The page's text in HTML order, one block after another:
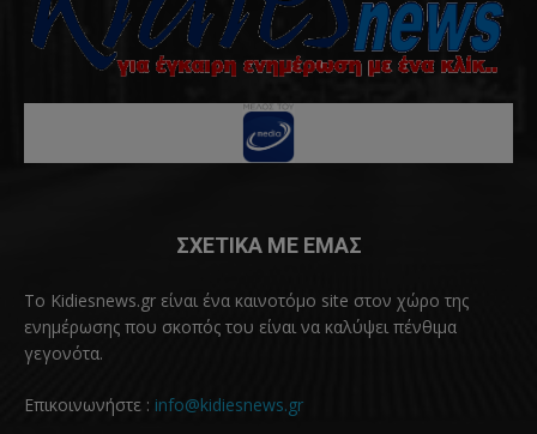
ΣΧΕΤΙΚΑ ΜΕ ΕΜΑΣ
Το Kidiesnews.gr είναι ένα καινοτόμο site στον χώρο της
ενημέρωσης που σκοπός του είναι να καλύψει πένθιμα
γεγονότα.
Επικοινωνήστε : info@kidiesnews.gr